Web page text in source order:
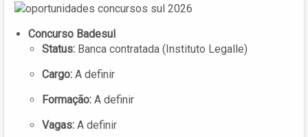
Concurso Badesul
Status: Banca contratada (Instituto Legalle)
Cargo: A definir
Formação: A definir
Vagas: A definir